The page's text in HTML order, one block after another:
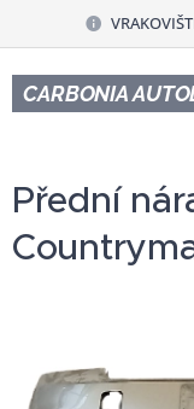
CARBONIA
Přední